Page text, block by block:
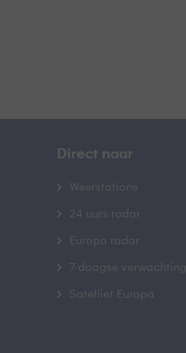
Direct naar
Weerstations
24 uurs radar
Europa radar
7-daagse verwachting
Satelliet Europa